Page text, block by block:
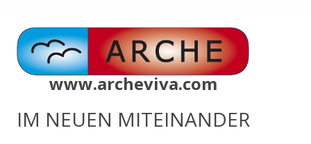
www.archeviva.com
IM NEUEN MITEINANDER